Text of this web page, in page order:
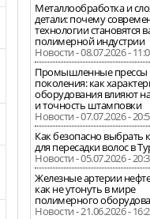
Металлообработка и
детали: почему
технологии становятся
полимерной индустрии
Новости - 08.07.2026 -
Промышленные прессы
поколения: как
оборудования влияют
и точность штамповки
Новости - 07.07.2026 -
Как безопасно выбрать
для пересадки волос в
Новости - 05.07.2026 -
Железные артерии
как не утонуть в мире
полимерного
Новости - 21.06.2026 -